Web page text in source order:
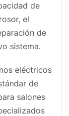
de
el
de
sistema.
eléctricos
de
salones